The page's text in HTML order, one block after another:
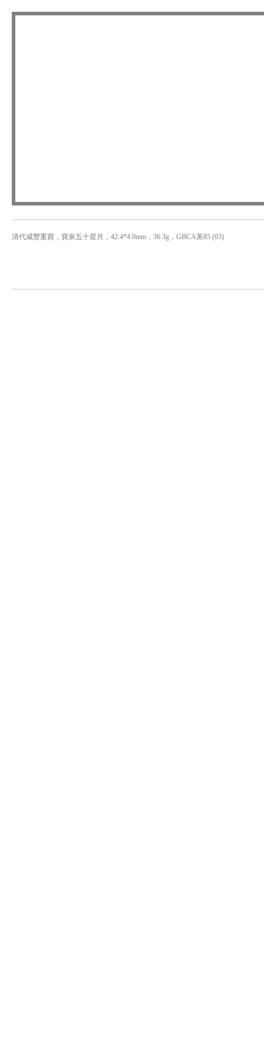
清代咸豐重寶，寶泉五十星月，42.4*4.0mm，36.3g，GBCA美85 (03)